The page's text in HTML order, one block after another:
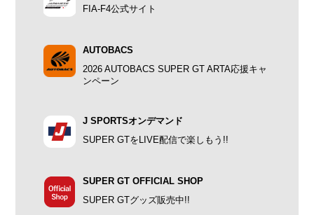
FIA-F4公式サイト
AUTOBACS
2026 AUTOBACS SUPER GT ARTA応援キャ
ンペーン
J SPORTSオンデマンド
SUPER GTをLIVE配信で楽しもう!!
SUPER GT OFFICIAL SHOP
SUPER GTグッズ販売中!!